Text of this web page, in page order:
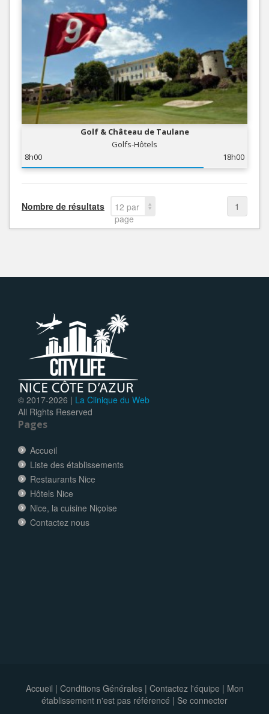
Golf & Château de Taulane
Golfs-Hôtels
8h00
18h00
Nombre de résultats
12 par
page
1
© 2017-2026 | La Clinique du Web
All Rights Reserved
Pages
Accueil
Liste des établissements
Restaurants Nice
Hôtels Nice
Nice, la cuisine Niçoise
Contactez nous
Accueil | Conditions Générales| Contactez l'équipe | Mon
établissement n'est pas référencé | Se connecter